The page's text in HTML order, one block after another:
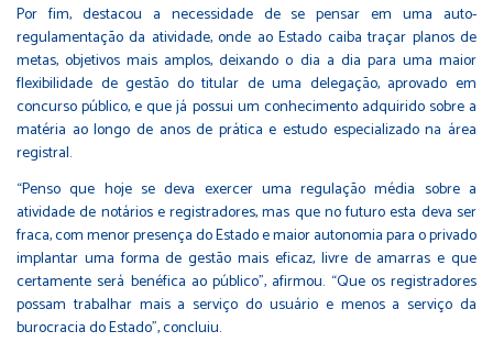
Por fim, destacou a necessidade de se pensar em uma auto-
regulamentação da atividade, onde ao Estado caiba traçar planos de
metas, objetivos mais amplos, deixando o dia a dia para uma maior
flexibilidade de gestão do titular de uma delegação, aprovado em
concurso público, e que já possui um conhecimento adquirido sobre a
matéria ao longo de anos de prática e estudo especializado na área
registral.
“Penso que hoje se deva exercer uma regulação média sobre a
atividade de notários e registradores, mas que no futuro esta deva ser
fraca, com menor presença do Estado e maior autonomia para o privado
implantar uma forma de gestão mais eficaz, livre de amarras e que
certamente será benéfica ao público”, afirmou. “Que os registradores
possam trabalhar mais a serviço do usuário e menos a serviço da
burocracia do Estado”, concluiu.